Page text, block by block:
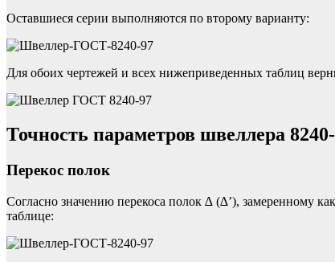
Оставшиеся серии выполняются по второму варианту:
Для обоих чертежей и всех нижеприведенных таблиц
Точность параметров швеллера
Перекос полок
Согласно значению перекоса полок ∆ (∆’), замеренному
таблице: